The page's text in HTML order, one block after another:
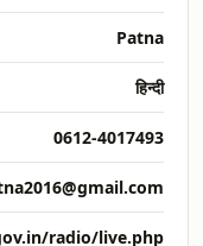
Patna
हिन्दी
0612-4017493
radio/live.php